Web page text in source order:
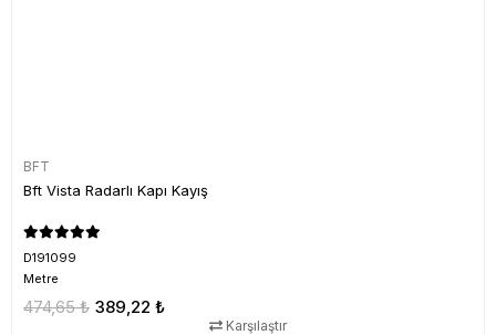
BFT
Bft Vista Radarlı Kapı Kayış
D191099
Metre
389,22 ₺
474,65 ₺
Karşılaştır